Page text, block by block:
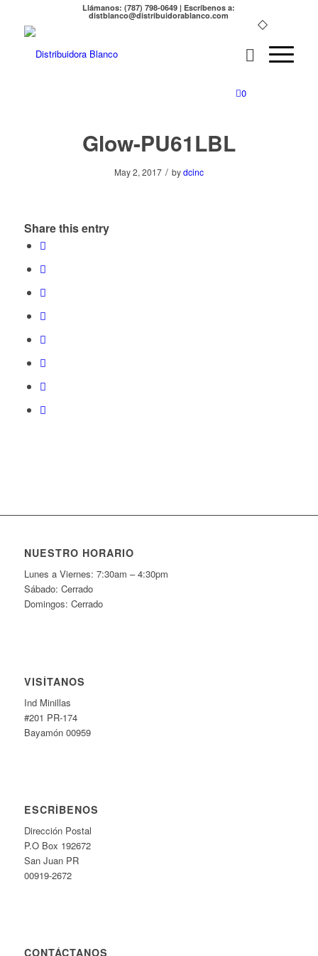
Llámanos: (787) 798-0649 | Escríbenos a:
distblanco@distribuidorablanco.com
0
Glow-PU61LBL
May 2, 2017 / bydcinc
Share this entry
NUESTRO HORARIO
Lunes a Viernes: 7:30am – 4:30pm
Sábado: Cerrado
Domingos: Cerrado
VISÍTANOS
Ind Minillas
#201 PR-174
Bayamón 00959
ESCRÍBENOS
Dirección Postal
P.O Box 192672
San Juan PR
00919-2672
CONTÁCTANOS